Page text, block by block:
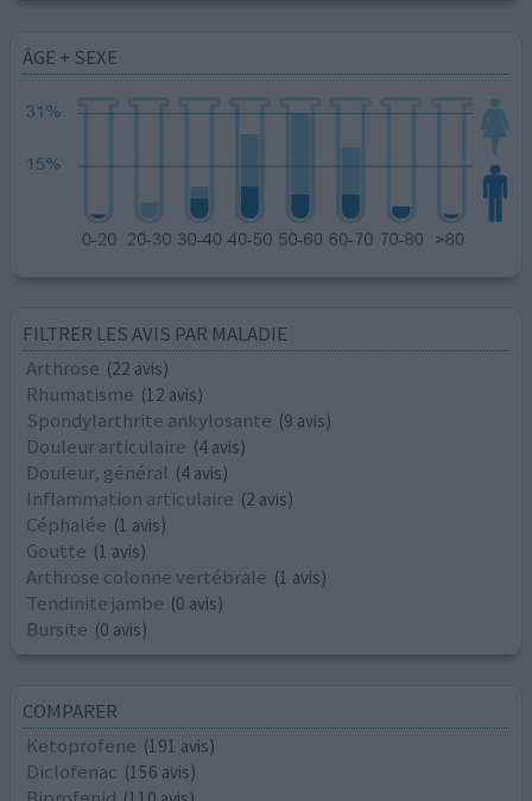
ÂGE + SEXE
FILTRER LES AVIS PAR MALADIE
Arthrose (22 avis)
Rhumatisme (12 avis)
Spondylarthrite ankylosante (9 avis)
Douleur articulaire (4 avis)
Douleur, général (4 avis)
Inflammation articulaire (2 avis)
Céphalée (1 avis)
Goutte (1 avis)
Arthrose colonne vertébrale (1 avis)
Tendinite jambe (0 avis)
Bursite (0 avis)
COMPARER
Ketoprofene (191 avis)
Diclofenac (156 avis)